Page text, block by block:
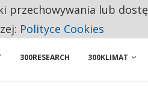
ŁATWO JEJ NIE POLECAJĄ
300RESEARCH 300KLIMAT
przechowywania lub
Polityce Cookies